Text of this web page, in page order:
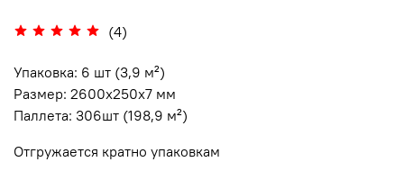
(4)
Упаковка: 6 шт (3,9 м²)
Размер: 2600х250х7 мм
Паллета: 306шт (198,9 м²)
Отгружается кратно упаковкам